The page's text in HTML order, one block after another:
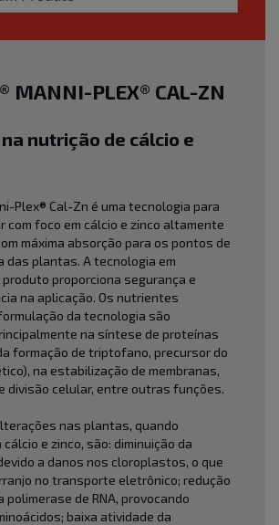
MANNI-PLEX® CAL-ZN
nutrição de cálcio e
Plex® Cal-Zn é uma tecnologia para
com foco em cálcio e zinco altamente
máxima absorção para os pontos de
das plantas. A tecnologia em
proporciona segurança e
na aplicação. Os nutrientes
da tecnologia são
na síntese de proteínas
formação de triptofano, precursor do
na estabilização de membranas,
divisão celular, entre outras funções.
nas plantas, quando
e zinco, são: diminuição da
a danos nos cloroplastos, o que
no transporte eletrônico; redução
polimerase de RNA, provocando
baixa atividade da